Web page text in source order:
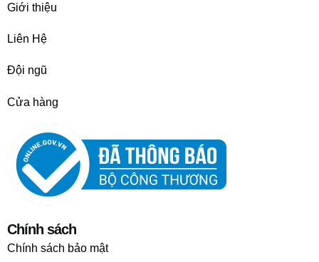
Giới thiệu
Liên Hệ
Đội ngũ
Cửa hàng
Chính sách
Chính sách bảo mật